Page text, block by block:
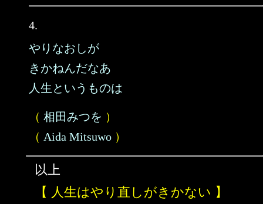
4.
やりなおしが
きかねんだなあ
人生というものは
（ 相田みつを ）
（ Aida Mitsuwo ）
以上
【 人生はやり直しがきかない 】